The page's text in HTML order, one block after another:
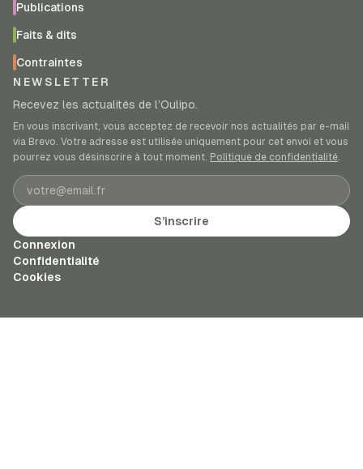
Publications
Faits & dits
Contraintes
NEWSLETTER
Recevez les actualités de l’Oulipo.
En vous inscrivant, vous acceptez de recevoir nos actualités par e-mail
via Brevo. Votre adresse est utilisée uniquement pour cet envoi et vous
pourrez vous désinscrire à tout moment. Politique de confidentialité.
Adresse e-mail
S’inscrire
Connexion
Confidentialité
Cookies